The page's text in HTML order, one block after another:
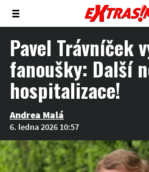
Zobrazit/skrýt
menu
Pavel Trávníček
fanoušky: Další
hospitalizace!
Andrea Malá
6. ledna 2026 10:57